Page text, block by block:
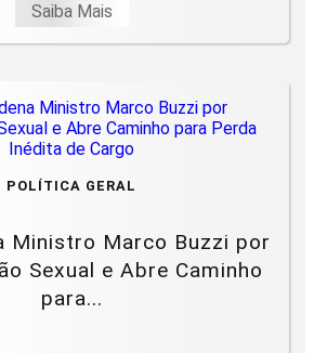
Saiba Mais
POLÍTICA GERAL
Ministro Marco Buzzi por
Sexual e Abre Caminho
para...